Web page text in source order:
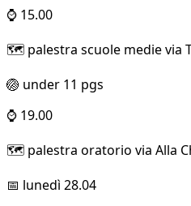
⌚ 15.00
🗺️ palestra scuole medie via
🏐 under 11 pgs
⌚ 19.00
🗺️ palestra oratorio via Alla
📅 lunedì 28.04